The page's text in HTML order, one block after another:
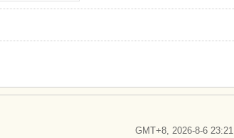
GMT+8, 2026-8-6 23:21